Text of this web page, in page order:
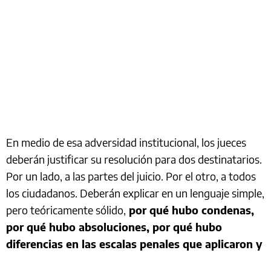
En medio de esa adversidad institucional, los jueces
deberán justificar su resolución para dos destinatarios.
Por un lado, a las partes del juicio. Por el otro, a todos
los ciudadanos. Deberán explicar en un lenguaje simple,
pero teóricamente sólido, por qué hubo condenas,
por qué hubo absoluciones, por qué hubo
diferencias en las escalas penales que aplicaron y